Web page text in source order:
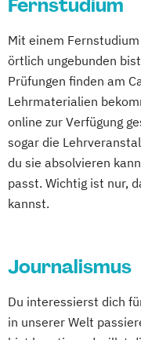
Medical
Heilverfahren
Physiotherapie
Technische
Fernstudium
Mit einem
örtlich ungebunden
Prüfungen finden am
Lehrmaterialien
online zur Verfügung
sogar die
du sie absolvieren
passt. Wichtig ist nur,
kannst.
Journalismus
Du interessierst dich
in unserer Welt